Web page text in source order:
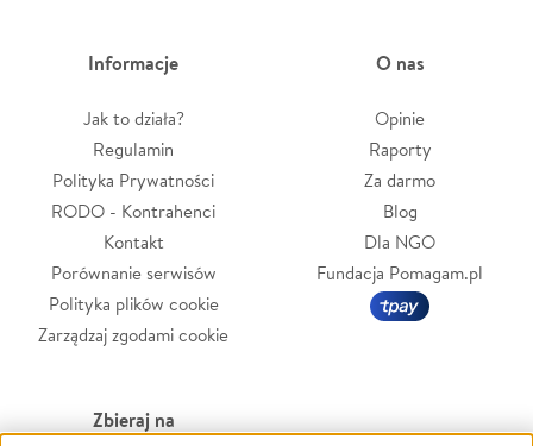
Informacje
Jak to działa?
Regulamin
Polityka Prywatności
RODO - Kontrahenci
Kontakt
Porównanie serwisów
Polityka plików cookie
Zarządzaj zgodami cookie
O nas
Opinie
Raporty
Za darmo
Blog
Dla NGO
Fundacja Pomagam.pl
Zbieraj na